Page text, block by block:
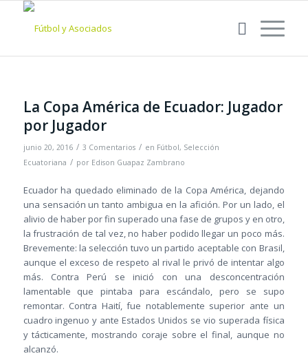
La Copa América de Ecuador: Jugador
por Jugador
junio 20, 2016 / 3 Comentarios / en Fútbol, Selección
Ecuatoriana / por Edison Guapaz Zambrano
Ecuador ha quedado eliminado de la Copa América, dejando
una sensación un tanto ambigua en la afición. Por un lado, el
alivio de haber por fin superado una fase de grupos y en otro,
la frustración de tal vez, no haber podido llegar un poco más.
Brevemente: la selección tuvo un partido aceptable con Brasil,
aunque el exceso de respeto al rival le privó de intentar algo
más. Contra Perú se inició con una desconcentración
lamentable que pintaba para escándalo, pero se supo
remontar. Contra Haití, fue notablemente superior ante un
cuadro ingenuo y ante Estados Unidos se vio superada física
y tácticamente, mostrando coraje sobre el final, aunque no
alcanzó.